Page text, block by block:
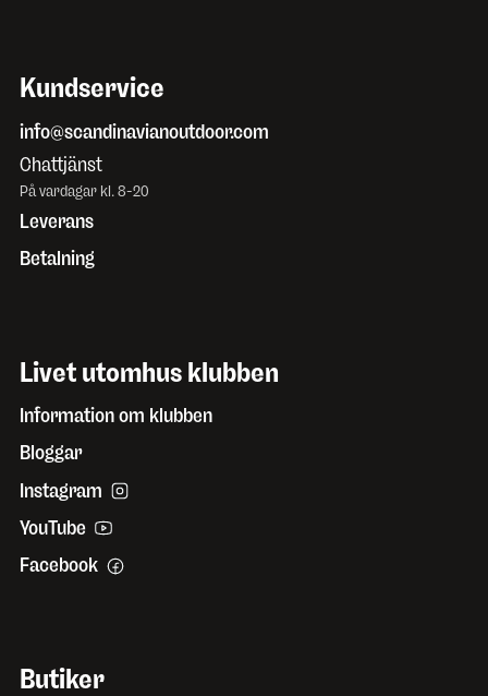
Kundservice
info@scandinavianoutdoor.com
Chattjänst
På vardagar kl. 8-20
Leverans
Betalning
Livet utomhus klubben
Information om klubben
Bloggar
Instagram
YouTube
Facebook
Butiker